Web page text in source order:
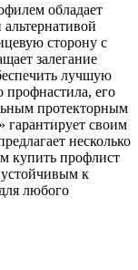
обладает
сторону с
залегание
лучшую
профнастила, его
протекторным
своим
несколько
купить профлист
к
любого